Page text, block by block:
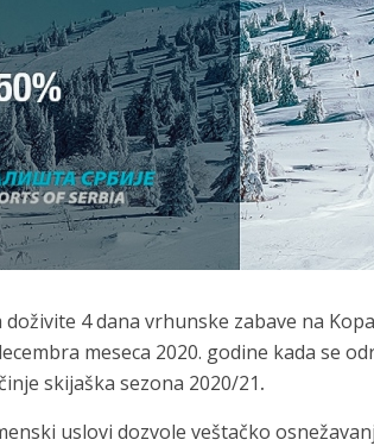
doživite 4 dana vrhunske zabave na
meseca 2020. godine kada se
skijaška sezona 2020/21.
uslovi dozvole veštačko